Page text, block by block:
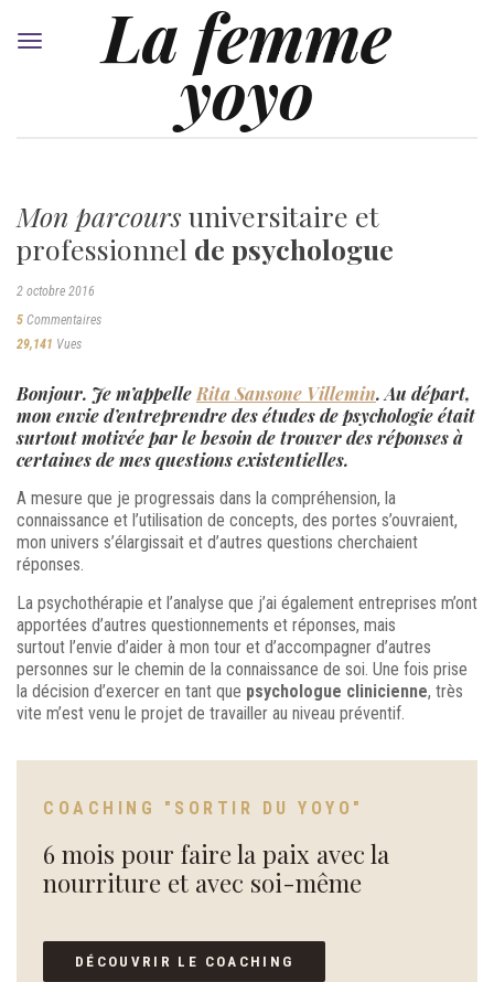
La femme
yoyo
Toggle
Mon parcours universitaire et
professionnel de psychologue
2 octobre 2016
5 Commentaires
29,141 Vues
Bonjour. Je m’appelle Rita Sansone Villemin. Au départ,
mon envie d’entreprendre des études de psychologie était
surtout motivée par le besoin de trouver des réponses à
certaines de mes questions existentielles.
A mesure que je progressais dans la compréhension, la
connaissance et l’utilisation de concepts, des portes s’ouvraient,
mon univers s’élargissait et d’autres questions cherchaient
réponses.
La psychothérapie et l’analyse que j’ai également entreprises m’ont
apportées d’autres questionnements et réponses, mais
surtout l’envie d’aider à mon tour et d’accompagner d’autres
personnes sur le chemin de la connaissance de soi. Une fois prise
la décision d’exercer en tant que psychologue clinicienne, très
vite m’est venu le projet de travailler au niveau préventif.
COACHING "SORTIR DU YOYO"
6 mois pour faire la paix avec la
nourriture et avec soi-même
DÉCOUVRIR LE COACHING